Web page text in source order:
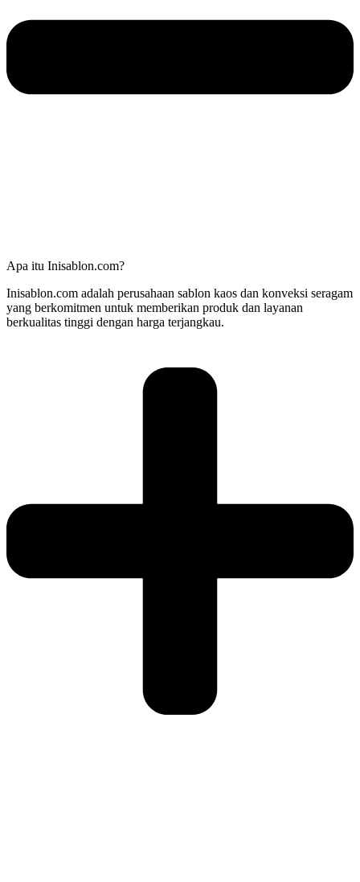
Apa itu Inisablon.com?
Inisablon.com adalah perusahaan sablon kaos dan konveksi seragam
yang berkomitmen untuk memberikan produk dan layanan
berkualitas tinggi dengan harga terjangkau.